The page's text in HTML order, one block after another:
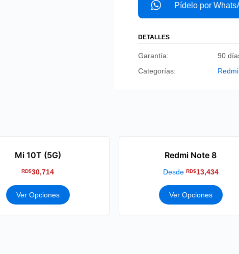
Pídelo por
DETALLES
Garantía:
90
Categorías:
Redmi,
Mi 10T (5G)
RD$30,714
Ver Opciones
Redmi Note 8
Desde RD$13,434
Ver Opciones